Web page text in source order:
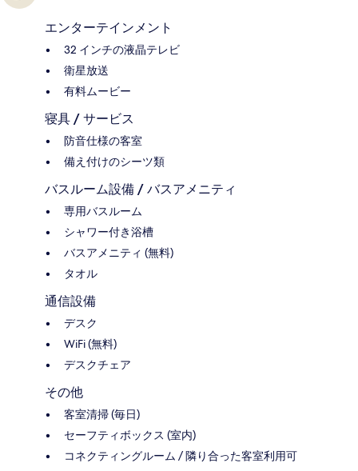
エンターテインメント
32 インチの液晶テレビ
衛星放送
有料ムービー
寝具 / サービス
防音仕様の客室
備え付けのシーツ類
バスルーム設備 / バスアメニティ
専用バスルーム
シャワー付き浴槽
バスアメニティ (無料)
タオル
通信設備
デスク
WiFi (無料)
デスクチェア
その他
客室清掃 (毎日)
セーフティボックス (室内)
コネクティングルーム / 隣り合った客室利用可